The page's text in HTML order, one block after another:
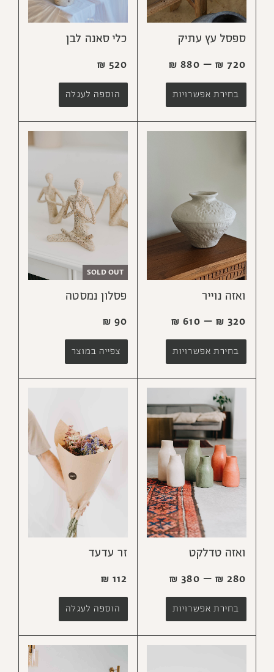
ספסל עץ עתיק
₪ 720
–
₪ 880
בחירת אפשרויות
כלי סאנה לבן
₪ 520
הוספה לעגלה
ואזה נוייר
₪ 320
–
₪ 610
בחירת אפשרויות
SOLD OUT
פסלון נמסטה
₪ 90
צפייה במוצר
ואזה טדלקט
₪ 280
–
₪ 380
בחירת אפשרויות
זר עדעד
₪ 112
הוספה לעגלה